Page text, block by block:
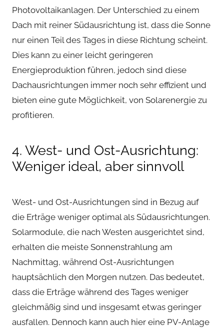
Photovoltaikanlagen. Der Unterschied zu einem
Dach mit reiner Südausrichtung ist, dass die Sonne
nur einen Teil des Tages in diese Richtung scheint.
Dies kann zu einer leicht geringeren
Energieproduktion führen, jedoch sind diese
Dachausrichtungen immer noch sehr effizient und
bieten eine gute Möglichkeit, von Solarenergie zu
profitieren.
4. West- und Ost-Ausrichtung:
Weniger ideal, aber sinnvoll
West- und Ost-Ausrichtungen sind in Bezug auf
die Erträge weniger optimal als Südausrichtungen.
Solarmodule, die nach Westen ausgerichtet sind,
erhalten die meiste Sonnenstrahlung am
Nachmittag, während Ost-Ausrichtungen
hauptsächlich den Morgen nutzen. Das bedeutet,
dass die Erträge während des Tages weniger
gleichmäßig sind und insgesamt etwas geringer
ausfallen. Dennoch kann auch hier eine PV-Anlage